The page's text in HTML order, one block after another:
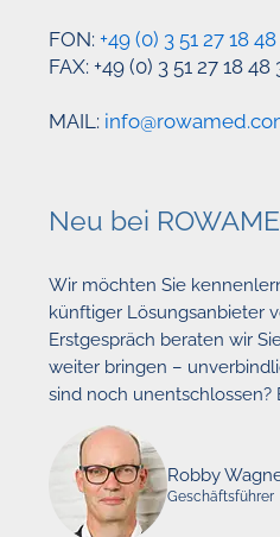
FON:+49 (0) 3 51 27 18
FAX: +49 (0) 3 51 27 18 48
MAIL:
Neu bei
Wir möchten Sie
künftiger Lösungsanbieter
Erstgespräch beraten wir
weiter bringen –
sind noch unentschlossen?
Robby
Geschäftsführer